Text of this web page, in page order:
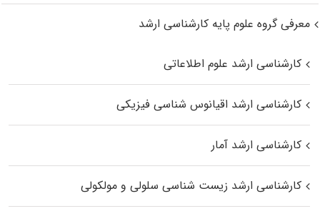
معرفی گروه علوم پایه کارشناسی ارشد
کارشناسی ارشد علوم اطلاعاتی
کارشناسی ارشد اقیانوس‌ شناسی فیزیکی
کارشناسی ارشد آمار
کارشناسی ارشد زیست شناسی سلولی و مولکولی